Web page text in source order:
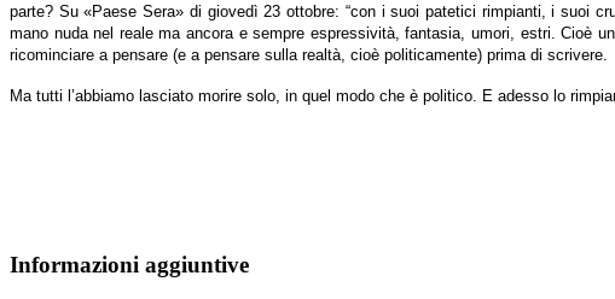
parte? Su «Paese Sera» di giovedì 23 ottobre: “con i suoi patetici rimpianti, i suoi
mano nuda nel reale ma ancora e sempre espressività, fantasia, umori, estri. Cioè
ricominciare a pensare (e a pensare sulla realtà, cioè politicamente) prima di scrivere.
Ma tutti l’abbiamo lasciato morire solo, in quel modo che è politico. E adesso lo
Informazioni aggiuntive